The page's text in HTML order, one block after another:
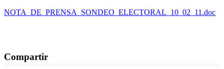
NOTA_DE_PRENSA_SONDEO_ELECTORAL_10_02_11.doc
Compartir